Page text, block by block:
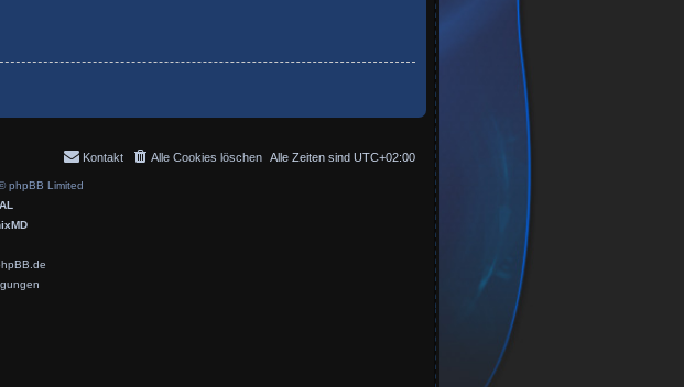
Alle Zeiten sind UTC+02:00
Alle Cookies löschen
Kontakt
phpBB Limited